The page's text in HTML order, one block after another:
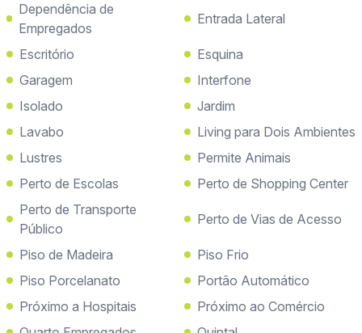
Dependência de
Empregados
Entrada Lateral
Escritório
Esquina
Garagem
Interfone
Isolado
Jardim
Lavabo
Living para Dois Ambientes
Lustres
Permite Animais
Perto de Escolas
Perto de Shopping Center
Perto de Transporte
Público
Perto de Vias de Acesso
Piso de Madeira
Piso Frio
Piso Porcelanato
Portão Automático
Próximo a Hospitais
Próximo ao Comércio